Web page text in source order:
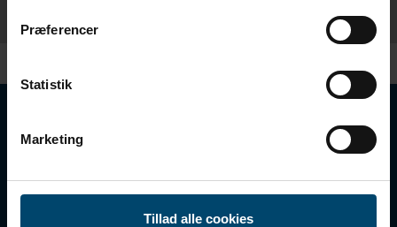
Præferencer
Statistik
Marketing
Tillad alle cookies
DAFA BUILDING SOLUTIONS
Holmstrupgaardvej 1